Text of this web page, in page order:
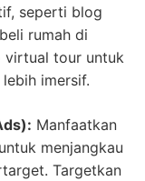
seperti blog
rumah di
virtual tour untuk
imersif.
Manfaatkan
menjangkau
Targetkan